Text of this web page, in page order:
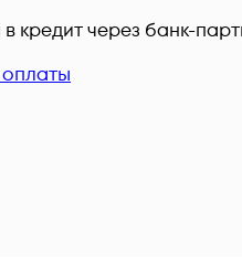
кредит через банк-